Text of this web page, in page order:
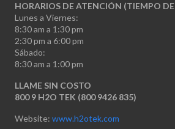
HORARIOS DE ATENCIÓN (TIEMPO
Lunes a Viernes:
8:30 am a 1:30 pm
2:30 pm a 6:00 pm
Sábado:
8:30 am a 1:00 pm
LLAME SIN COSTO
800 9 H2O TEK (800 9426 835)
Website: www.h2otek.com